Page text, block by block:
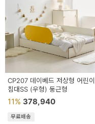
커
튼/
블
라
인
드
CP207 데이베드 저상형 어린이
침대SS (우형) 둥근형
11% 378,940
무료배송